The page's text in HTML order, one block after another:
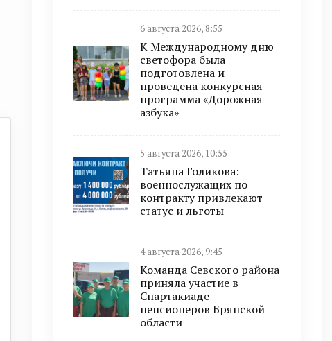
6 августа 2026, 8:55
К Международному дню
светофора была
подготовлена и
проведена конкурсная
программа «Дорожная
азбука»
5 августа 2026, 10:55
Татьяна Голикова:
военнослужащих по
контракту привлекают
статус и льготы
4 августа 2026, 9:45
Команда Севского района
приняла участие в
Спартакиаде
пенсионеров Брянской
области